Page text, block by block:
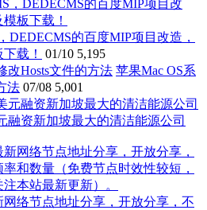
DEDECMS的百度MIP项目改造，
载！
01/10 5,195
苹果Mac OS系
法 07/08 5,001
融资新加坡最大的清洁能源公司
网络节点地址分享，开放分享，不